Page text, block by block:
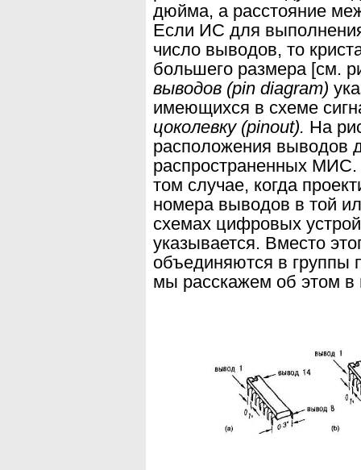
дюйма, а расстояние
Если ИС для
число выводов, то
большего размера [см.
выводов (pin diagram)
имеющихся в схеме
цоколевку(pinout). На
расположения выводов
распространенных МИС.
том случае, когда
номера выводов в той
схемах цифровых
указывается. Вместо
объединяются в группы
мы расскажем об этом в